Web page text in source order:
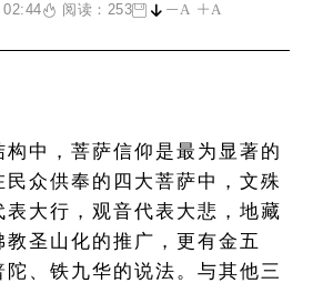
02:44 阅读：253 A A
中，菩萨信仰是最为显著的
众供奉的四大菩萨中，文殊
大行，观音代表大悲，地藏
圣山化的推广，更有金五
、铁九华的说法。与其他三